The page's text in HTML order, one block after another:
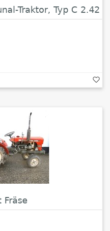
Traktor, Typ C 2.42